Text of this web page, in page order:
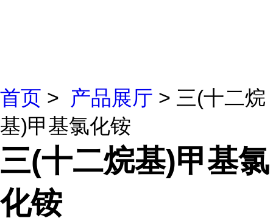
首页 > 产品展厅 > 三(十二烷
基)甲基氯化铵
三(十二烷基)甲基氯
化铵